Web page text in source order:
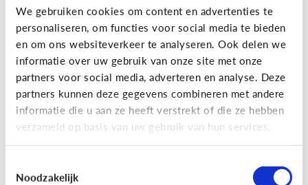
We gebruiken cookies om content en advertenties te
personaliseren, om functies voor social media te bieden
en om ons websiteverkeer te analyseren. Ook delen we
informatie over uw gebruik van onze site met onze
partners voor social media, adverteren en analyse. Deze
partners kunnen deze gegevens combineren met andere
informatie die u aan ze heeft verstrekt of die ze hebben
verzameld op basis van uw gebruik van hun services.
Noodzakelijk
Techniek en toekomst
Wat je moet weten over VR en AR